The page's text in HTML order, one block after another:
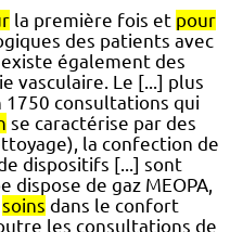
la première fois et pour
des patients avec
également des
vasculaire. Le [...] plus
1750 consultations qui
se caractérise par des
la confection de
dispositifs [...] sont
dispose de gaz MEOPA,
soins dans le confort
les consultations de